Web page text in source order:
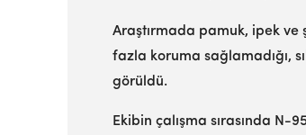
Araştırmada pamuk, ipek ve
fazla koruma sağlamadığı,
görüldü.
Ekibin çalışma sırasında